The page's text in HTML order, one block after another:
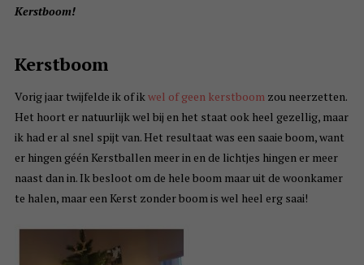
Kerstboom!
Kerstboom
Vorig jaar twijfelde ik of ikwel of geen kerstboomzou neerzetten.
Het hoort er natuurlijk wel bij en het staat ook heel gezellig, maar
ik had er al snel spijt van. Het resultaat was een saaie boom, want
er hingen géén Kerstballen meer in en de lichtjes hingen er meer
naast dan in. Ik besloot om de hele boom maar uit de woonkamer
te halen, maar een Kerst zonder boom is wel heel erg saai!